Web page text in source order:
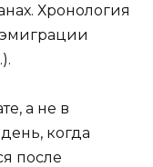
Хронология
а не в
когда
после